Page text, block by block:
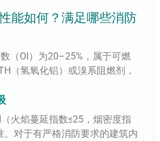
能如何？满足哪些消防
（OI）为20–25%，属于可燃
（氢氧化铝）或溴系阻燃剂，
火焰蔓延指数≤25，烟密度指
。对于有严格消防要求的建筑内